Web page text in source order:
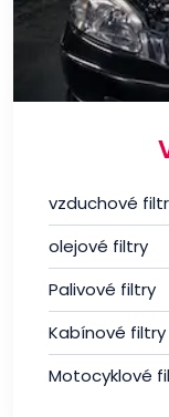
vzduchové
olejové filtry
Palivové filtry
Kabínové filtry
Motocyklové